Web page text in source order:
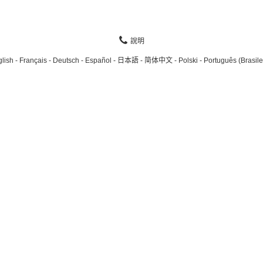
說明
Français Deutsch Español 日本語 简体中文 Polski Português